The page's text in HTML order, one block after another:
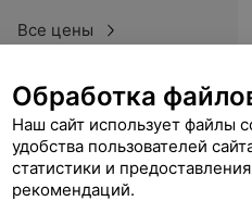
Все цены
и качественно и не дорого. Еще
Обработка
Наш сайт использует файлы
удобства пользователей
статистики и
рекомендаций.